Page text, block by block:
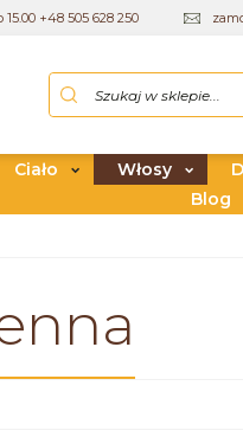
+48 505 628 250
Ciało Włosy
Blog